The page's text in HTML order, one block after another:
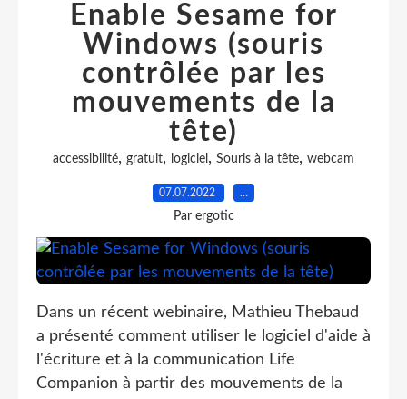
Enable Sesame for
Windows (souris
contrôlée par les
mouvements de la
tête)
accessibilité, gratuit, logiciel , Souris à la tête, webcam
07.07.2022 …
Par ergotic
Dans un récent webinaire, Mathieu Thebaud
a présenté comment utiliser le logiciel d'aide à
l'écriture et à la communication Life
Companion à partir des mouvements de la